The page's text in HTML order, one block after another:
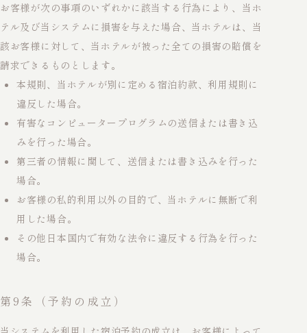
お客様が次の事項のいずれかに該当する行為により、当ホ
テル及び当システムに損害を与えた場合、当ホテルは、当
該お客様に対して、当ホテルが被った全ての損害の賠償を
請求できるものとします。
本規則、当ホテルが別に定める宿泊約款、利用規則に
違反した場合。
有害なコンピュータープログラムの送信または書き込
みを行った場合。
第三者の情報に関して、送信または書き込みを行った
場合。
お客様の私的利用以外の目的で、当ホテルに無断で利
用した場合。
その他日本国内で有効な法令に違反する行為を行った
場合。
第9条（予約の成立）